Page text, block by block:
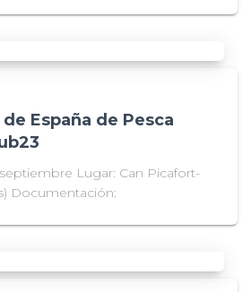
España de Pesca
septiembre Lugar: Can Picafort-
Documentación: